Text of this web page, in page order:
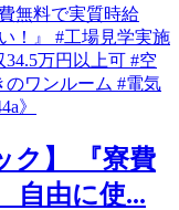
ク】 『寮費
自由に使...